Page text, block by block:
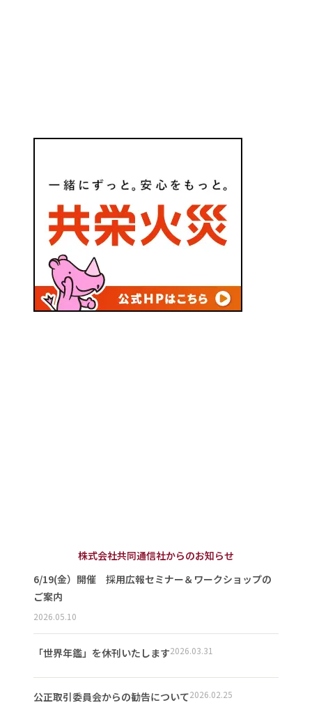
株式会社共同通信社からのお知らせ
6/19(金）開催 採用広報セミナー＆ワークショップの
ご案内
2026.05.10
「世界年鑑」を休刊いたします2026.03.31
公正取引委員会からの勧告について2026.02.25